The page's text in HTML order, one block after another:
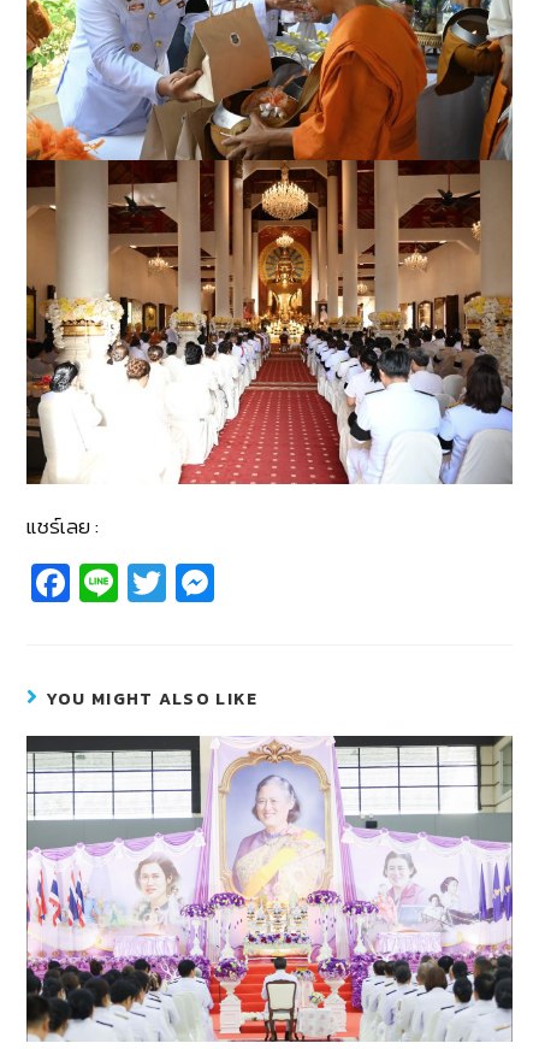
แชร์เลย :
Fa
c
b
o
o
k
Li
n
T
wi
er e
n
g
er
YOU MIGHT ALSO LIKE